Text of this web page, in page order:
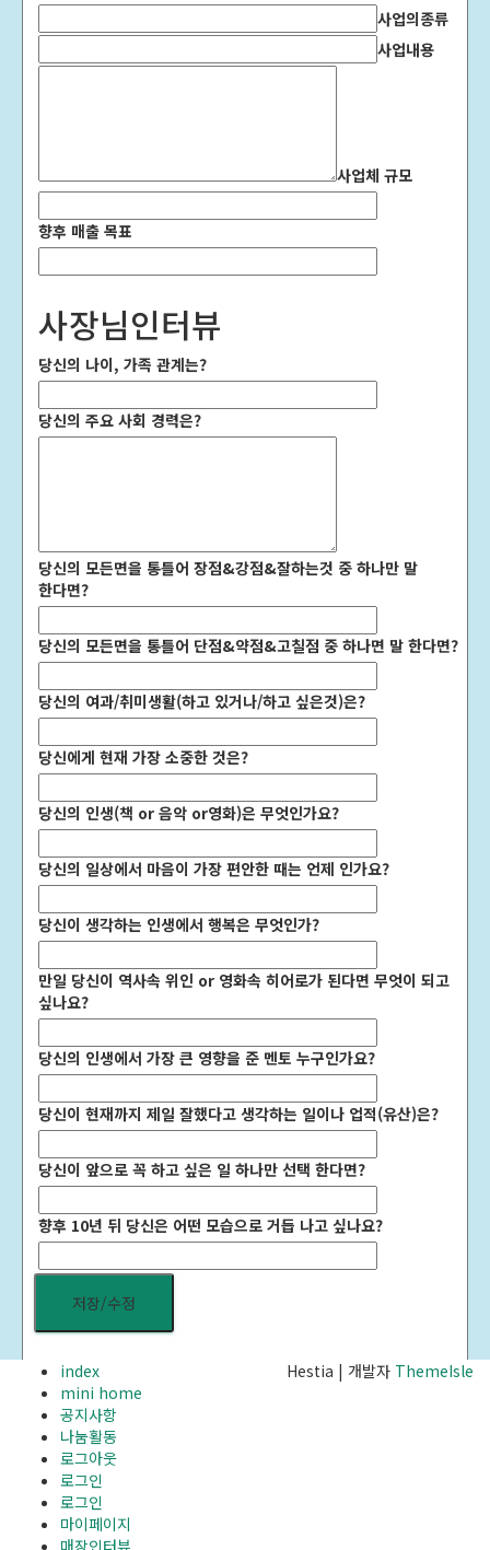
사업의종류
사업내용
사업체 규모
향후 매출 목표
사장님인터뷰
당신의 나이, 가족 관계는?
당신의 주요 사회 경력은?
당신의 모든면을 통틀어 장점&강점&잘하는것 중 하나만 말
한다면?
당신의 모든면을 통틀어 단점&약점&고칠점 중 하나면 말 한다면?
당신의 여과/취미생활(하고 있거나/하고 싶은것)은?
당신에게 현재 가장 소중한 것은?
당신의 인생(책 or 음악 or영화)은 무엇인가요?
당신의 일상에서 마음이 가장 편안한 때는 언제 인가요?
당신이 생각하는 인생에서 행복은 무엇인가?
만일 당신이 역사속 위인 or 영화속 히어로가 된다면 무엇이 되고
싶나요?
당신의 인생에서 가장 큰 영향을 준 멘토 누구인가요?
당신이 현재까지 제일 잘했다고 생각하는 일이나 업적(유산)은?
당신이 앞으로 꼭 하고 싶은 일 하나만 선택 한다면?
향후 10년 뒤 당신은 어떤 모습으로 거듭 나고 싶나요?
index
mini home
공지사항
나눔활동
로그아웃
로그인
로그인
마이페이지
Hestia | 개발자 ThemeIsle